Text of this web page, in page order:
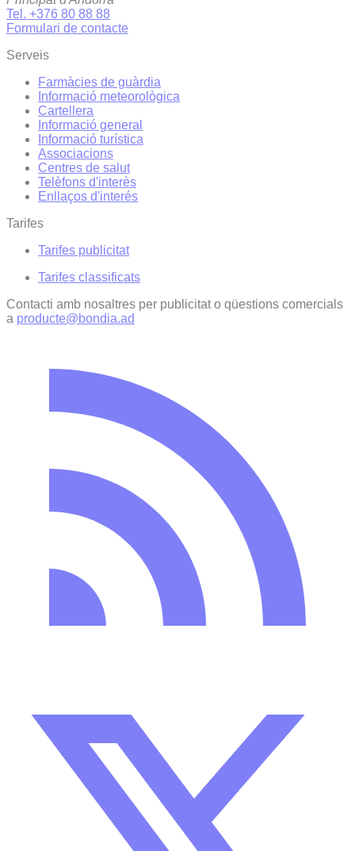
Tel. +376 80 88 88
Formulari de contacte
Serveis
Farmàcies de guàrdia
Informació meteorològica
Cartellera
Informació general
Informació turística
Associacions
Centres de salut
Telèfons d'interès
Enllaços d'interés
Tarifes
Tarifes publicitat
Tarifes classificats
Contacti amb nosaltres per publicitat o qüestions comercials
a producte@bondia.ad